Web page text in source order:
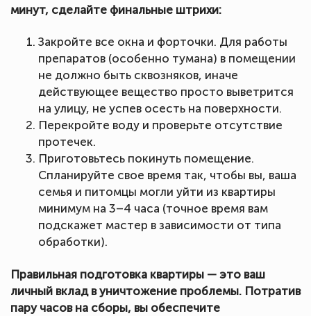
минут, сделайте финальные штрихи:
Закройте все окна и форточки. Для работы
препаратов (особенно тумана) в помещении
не должно быть сквозняков, иначе
действующее вещество просто выветрится
на улицу, не успев осесть на поверхности.
Перекройте воду и проверьте отсутствие
протечек.
Приготовьтесь покинуть помещение.
Спланируйте свое время так, чтобы вы, ваша
семья и питомцы могли уйти из квартиры
минимум на 3–4 часа (точное время вам
подскажет мастер в зависимости от типа
обработки).
Правильная подготовка квартиры — это ваш
личный вклад в уничтожение проблемы. Потратив
пару часов на сборы, вы обеспечите